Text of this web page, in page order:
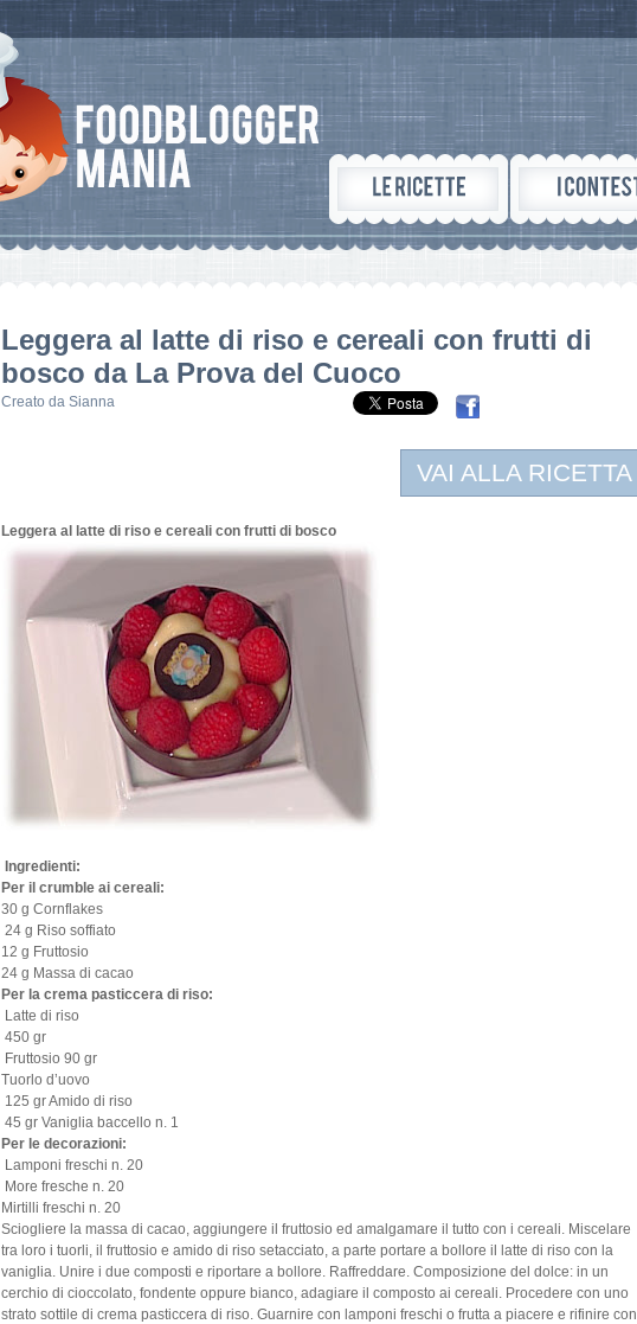
Leggera al latte di riso e cereali con frutti di
bosco da La Prova del Cuoco
Creato da Sianna
VAI ALLA RICETTA
Leggera al latte di riso e cereali con frutti di bosco
Ingredienti:
Per il crumble ai cereali:
30 g Cornflakes
24 g Riso soffiato
12 g Fruttosio
24 g Massa di cacao
Per la crema pasticcera di riso:
Latte di riso
450 gr
Fruttosio 90 gr
Tuorlo d’uovo
125 gr Amido di riso
45 gr Vaniglia baccello n. 1
Per le decorazioni:
Lamponi freschi n. 20
More fresche n. 20
Mirtilli freschi n. 20
Sciogliere la massa di cacao, aggiungere il fruttosio ed amalgamare il tutto con i cereali. Miscelare
tra loro i tuorli, il fruttosio e amido di riso setacciato, a parte portare a bollore il latte di riso con la
vaniglia. Unire i due composti e riportare a bollore. Raffreddare. Composizione del dolce: in un
cerchio di cioccolato, fondente oppure bianco, adagiare il composto ai cereali. Procedere con uno
strato sottile di crema pasticcera di riso. Guarnire con lamponi freschi o frutta a piacere e rifinire con